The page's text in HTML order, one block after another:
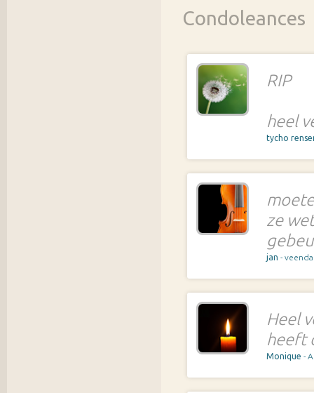
Condoleances
RIP
heel
tycho
ze
jan -
Heel
heeft
Monique -